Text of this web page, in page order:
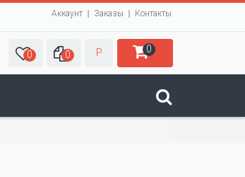
Аккаунт Заказы Контакты
0 0 Р 0